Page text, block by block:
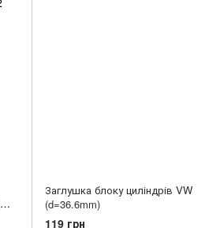
Заглушка блоку циліндрів VW
(d=36.6mm)
119 грн